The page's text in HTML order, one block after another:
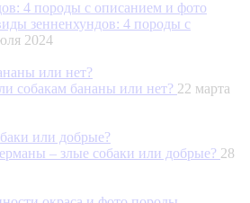
зенненхундов: 4 породы с
2024
собакам бананы или нет? 22 марта
– злые собаки или добрые? 28